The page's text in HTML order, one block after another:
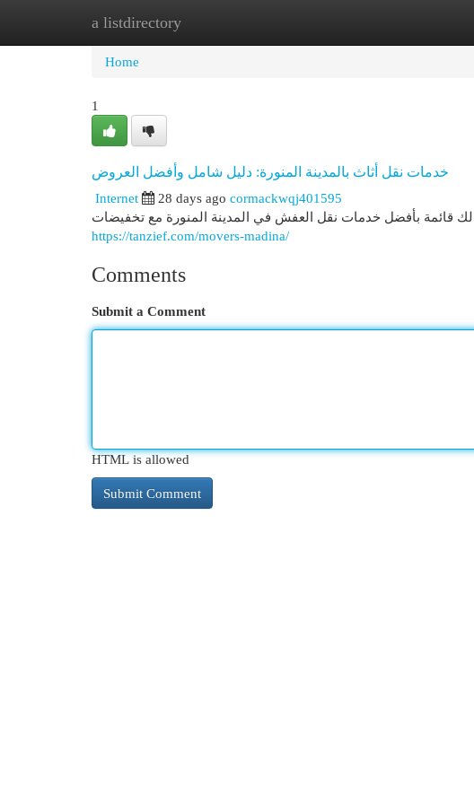
a listdirectory
Home New Site Listings
Home
1
خدمات نقل أثاث بالمدينة المنورة: دليل شامل وأفضل العروض
Internet
28 days ago cormackwqj401595
لك قائمة بأفضل خدمات نقل العفش في المدينة المنورة مع تخفيضات
https://tanzief.com/movers-madina/
Comments
Submit a Comment
HTML is allowed